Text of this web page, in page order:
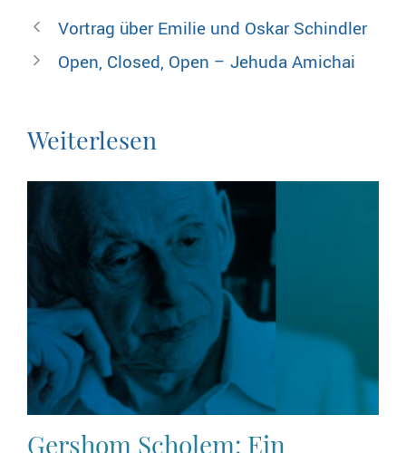
Vortrag über Emilie und Oskar Schindler
Open, Closed, Open – Jehuda Amichai
Weiterlesen
Gershom Scholem: Ein